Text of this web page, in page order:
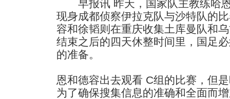
早报讯 昨天，国家队主教练哈
现身成都侦察伊拉克队与沙特队的
容和徐韬则在重庆收集土库曼队和
结束之后的四天休整时间里，国足
的准备。
恩和德容出去观看 C组的比赛，但
为了确保搜集信息的准确和全面而